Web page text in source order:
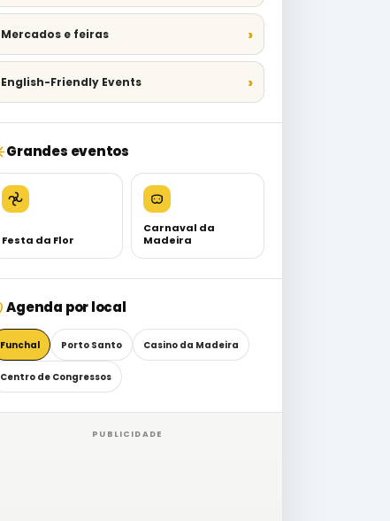
Mercados e feiras
English-Friendly Events
Grandes eventos
Festa da Flor
Carnaval da
Madeira
Agenda por local
Funchal Porto Santo Casino da Madeira
Centro de Congressos
PUBLICIDADE